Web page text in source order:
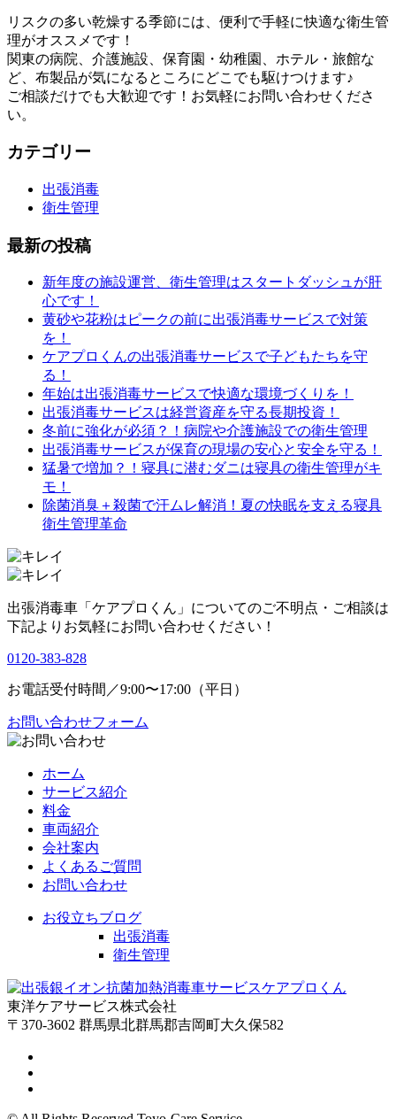
リスクの多い乾燥する季節には、便利で手軽に快適な衛生管
理がオススメです！
関東の病院、介護施設、保育園・幼稚園、ホテル・旅館な
ど、布製品が気になるところにどこでも駆けつけます♪
ご相談だけでも大歓迎です！お気軽にお問い合わせくださ
い。
カテゴリー
出張消毒
衛生管理
最新の投稿
新年度の施設運営、衛生管理はスタートダッシュが肝
心です！
黄砂や花粉はピークの前に出張消毒サービスで対策
を！
ケアプロくんの出張消毒サービスで子どもたちを守
る！
年始は出張消毒サービスで快適な環境づくりを！
出張消毒サービスは経営資産を守る長期投資！
冬前に強化が必須？！病院や介護施設での衛生管理
出張消毒サービスが保育の現場の安心と安全を守る！
猛暑で増加？！寝具に潜むダニは寝具の衛生管理がキ
モ！
除菌消臭＋殺菌で汗ムレ解消！夏の快眠を支える寝具
衛生管理革命
出張消毒車「ケアプロくん」についてのご不明点・ご相談は
下記よりお気軽にお問い合わせください！
0120-383-828
お電話受付時間／9:00〜17:00（平日）
お問い合わせフォーム
ホーム
サービス紹介
料金
車両紹介
会社案内
よくあるご質問
お問い合わせ
お役立ちブログ
出張消毒
衛生管理
東洋ケアサービス株式会社
〒370-3602 群馬県北群馬郡吉岡町大久保582